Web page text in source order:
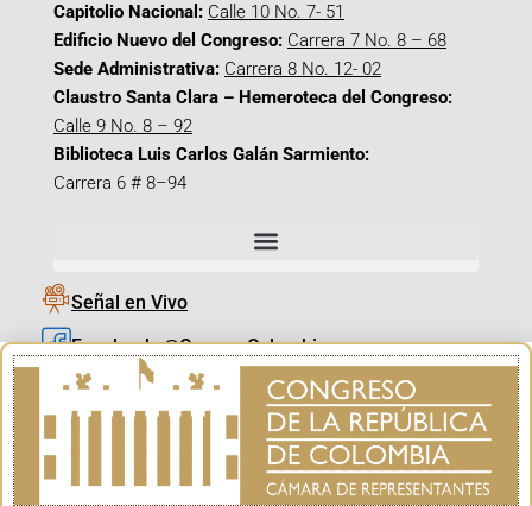
Capitolio Nacional: Calle 10 No. 7- 51
Edificio Nuevo del Congreso: Carrera 7 No. 8 – 68
Sede Administrativa: Carrera 8 No. 12- 02
Claustro Santa Clara – Hemeroteca del Congreso:
Calle 9 No. 8 – 92
Biblioteca Luis Carlos Galán Sarmiento:
Carrera 6 # 8–94
Señal en Vivo
Facebook_@CamaraColombia
Instagram_@CamaraColombia
X_@CamaraColombia
Youtube_@CamaraColombia